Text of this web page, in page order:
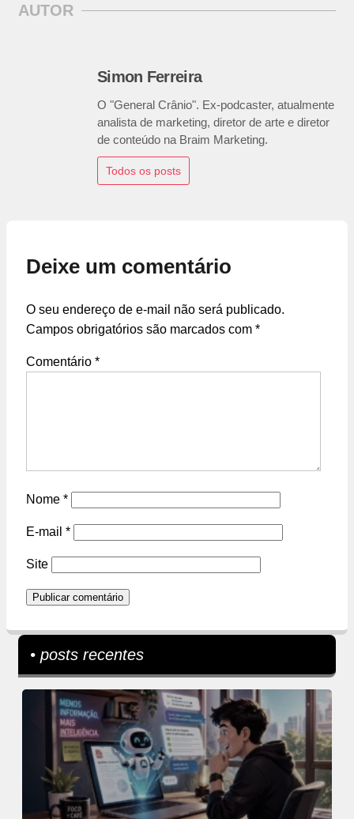
AUTOR
Simon Ferreira
O "General Crânio". Ex-podcaster, atualmente
analista de marketing, diretor de arte e diretor
de conteúdo na Braim Marketing.
Todos os posts
Deixe um comentário
O seu endereço de e-mail não será publicado.
Campos obrigatórios são marcados com *
Comentário *
Nome *
E-mail *
Site
• posts recentes